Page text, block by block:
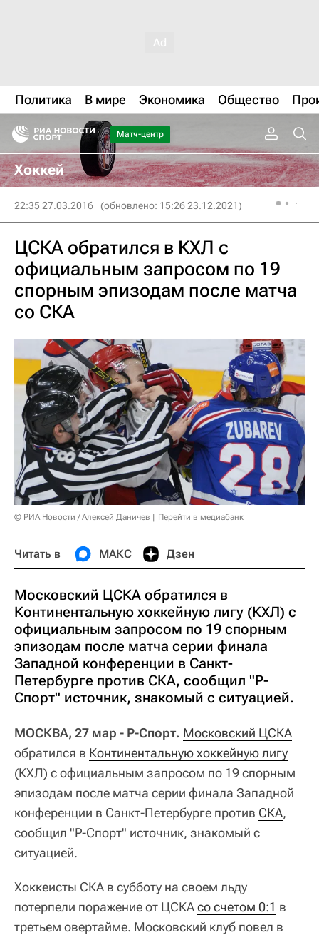
Политика В мире Экономика Общество
Матч-центр
Хоккей
22:35 27.03.2016 (обновлено: 15:26 23.12.2021)
ЦСКА обратился в КХЛ с
официальным запросом по 19
спорным эпизодам после матча
со СКА
© РИА Новости / Алексей Даничев Перейти в медиабанк
Читать в МАКС Дзен
Московский ЦСКА обратился в
Континентальную хоккейную лигу (КХЛ) с
официальным запросом по 19 спорным
эпизодам после матча серии финала
Западной конференции в Санкт-
Петербурге против СКА, сообщил "Р-
Спорт" источник, знакомый с ситуацией.
МОСКВА, 27 мар - Р-Спорт. Московский ЦСКА
обратился в Континентальную хоккейную лигу
(КХЛ) с официальным запросом по 19 спорным
эпизодам после матча серии финала Западной
конференции в Санкт-Петербурге против СКА,
сообщил "Р-Спорт" источник, знакомый с
ситуацией.
Хоккеисты СКА в субботу на своем льду
потерпели поражение от ЦСКАсо счетом 0:1 в
третьем овертайме. Московский клуб повел в